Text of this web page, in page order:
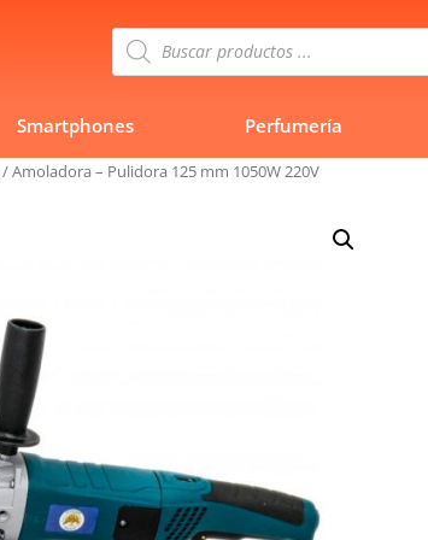
Búsqueda
de
productos
Smartphones Perfumería
/Amoladora – Pulidora 125 mm 1050W 220V